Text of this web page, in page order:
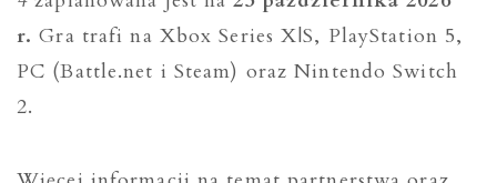
r. Gra trafi na Xbox Series X|S, PlayStation 5,
PC (Battle.net i Steam) oraz Nintendo Switch
2.